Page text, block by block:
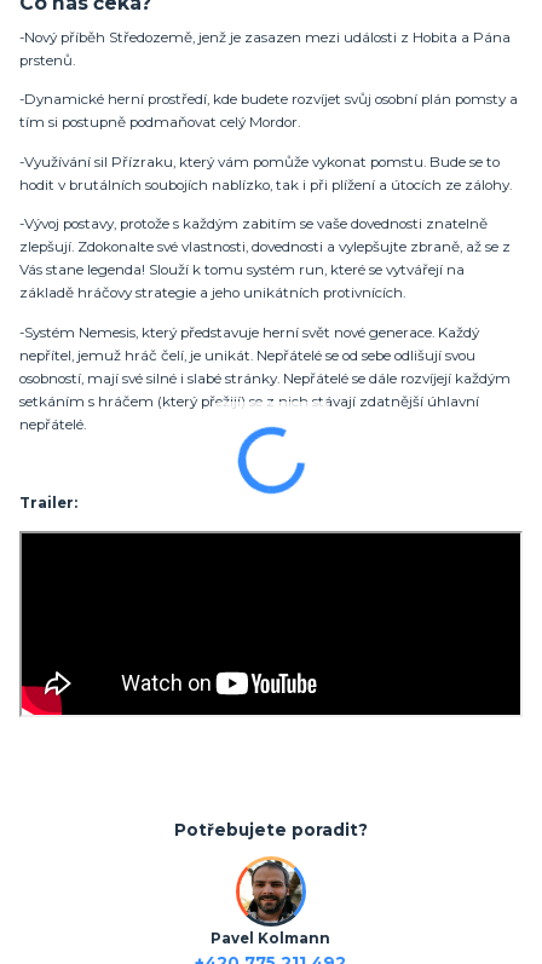
-Nový příběh Středozemě, jenž je zasazen mezi události z Hobita a Pána
prstenů.
-Dynamické herní prostředí, kde budete rozvíjet svůj osobní plán pomsty a
tím si postupně podmaňovat celý Mordor.
-Využívání sil Přízraku, který vám pomůže vykonat pomstu. Bude se to
hodit v brutálních soubojích nablízko, tak i při plížení a útocích ze zálohy.
-Vývoj postavy, protože s každým zabitím se vaše dovednosti znatelně
zlepšují. Zdokonalte své vlastnosti, dovednosti a vylepšujte zbraně, až se z
Vás stane legenda! Slouží k tomu systém run, které se vytvářejí na
základě hráčovy strategie a jeho unikátních protivnících.
-Systém Nemesis, který představuje herní svět nové generace. Každý
nepřítel, jemuž hráč čelí, je unikát. Nepřátelé se od sebe odlišují svou
osobností, mají své silné i slabé stránky. Nepřátelé se dále rozvíjejí každým
setkáním s hráčem (který přežijí) se z nich stávají zdatnější úhlavní
nepřátelé.
Trailer:
Potřebujete poradit?
Pavel Kolmann